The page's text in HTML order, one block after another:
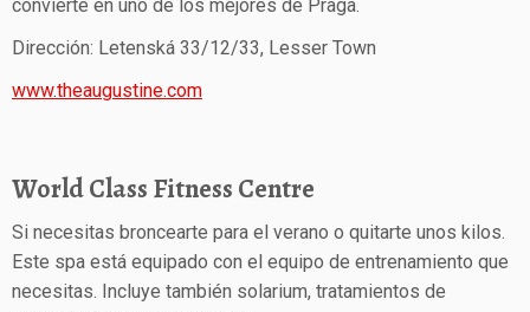
convierte en uno de los mejores de Praga.
Dirección: Letenská 33/12/33, Lesser Town
www.theaugustine.com
World Class Fitness Centre
Si necesitas broncearte para el verano o quitarte unos kilos.
Este spa está equipado con el equipo de entrenamiento que
necesitas. Incluye también solarium, tratamientos de